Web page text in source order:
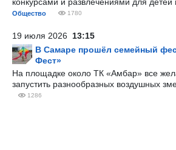
Общество 1780
19 июля 2026 13:15
В Самаре прошёл семейный
Фест»
На площадке около ТК «Амбар» все
запустить разнообразных воздушных
1286